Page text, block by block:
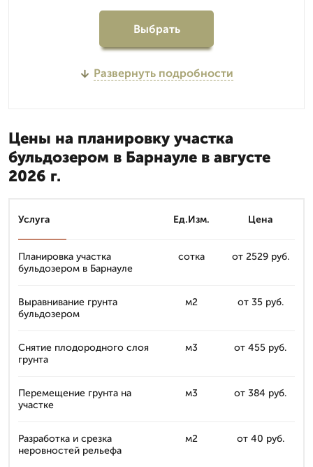
Выбрать
Развернуть подробности
Цены на планировку участка
бульдозером в Барнауле в августе
2026 г.
Услуга Ед.Изм. Цена
Планировка участка
бульдозером в Барнауле
сотка от 2529 руб.
Выравнивание грунта
бульдозером
м2 от 35 руб.
Снятие плодородного слоя
грунта
м3 от 455 руб.
Перемещение грунта на
участке
м3 от 384 руб.
Разработка и срезка
неровностей рельефа
м2 от 40 руб.